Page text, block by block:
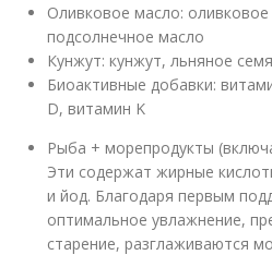
Оливковое масло:
подсолнечное масло
Кунжут: кунжут, льняное
Биоактивные добавки:
D, витамин K
Рыба + морепродукты
Эти содержат жирные
и йод. Благодаря первым
оптимальное увлажнение,
старение, разглаживаются